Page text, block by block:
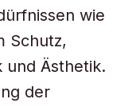
wie
Schutz,
und Ästhetik.
der